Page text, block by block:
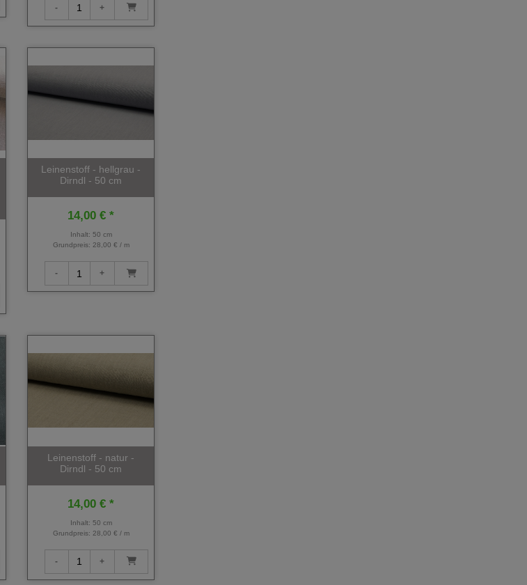
Leinenstoff - hellgrau -
Dirndl - 50 cm
14,00 € *
Inhalt: 50 cm
Grundpreis: 28,00 € / m
Leinenstoff - natur -
Dirndl - 50 cm
14,00 € *
Inhalt: 50 cm
Grundpreis: 28,00 € / m